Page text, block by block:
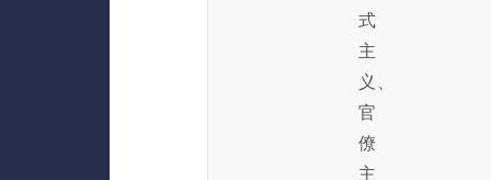
式
主
义、
官
僚
主